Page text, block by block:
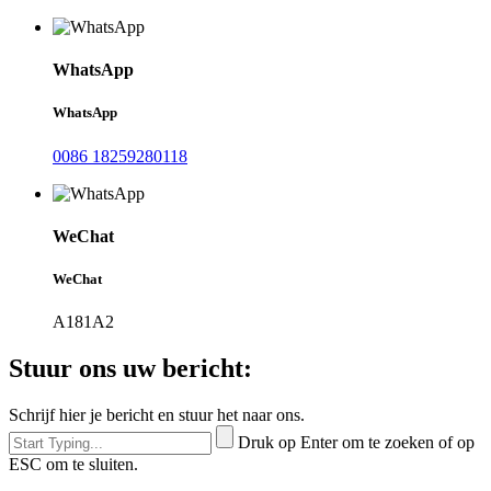
WhatsApp
WhatsApp
0086 18259280118
WeChat
WeChat
A181A2
Stuur ons uw bericht:
Schrijf hier je bericht en stuur het naar ons.
Druk op Enter om te zoeken of op
ESC om te sluiten.